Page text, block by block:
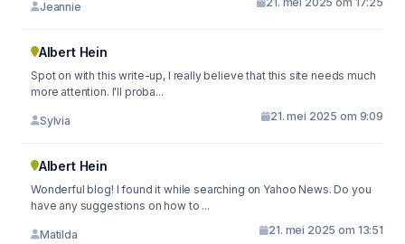
Jeannie
Albert Hein
Spot on with this write-up, I really believe that this site needs much
more attention. I'll proba...
Sylvia 21. mei 2025 om 9:09
Albert Hein
Wonderful blog! I found it while searching on Yahoo News. Do you
have any suggestions on how to ...
Matilda 21. mei 2025 om 13:51